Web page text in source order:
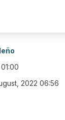
2022 06:56